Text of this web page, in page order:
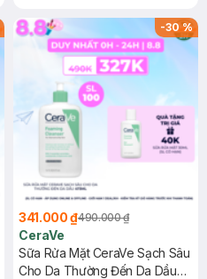
-30%
341.000 ₫490.000 ₫
CeraVe
Sữa Rửa Mặt CeraVe Sạch Sâu
Cho Da Thường Đến Da Dầu